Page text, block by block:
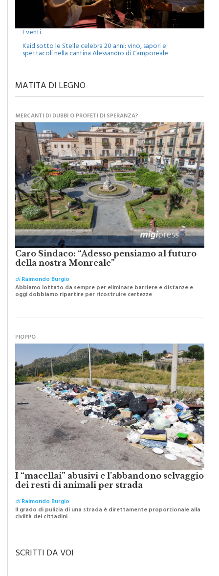
Eventi
Kaid sotto le Stelle celebra 20 anni: vino, sapori e
MATITA DI LEGNO
MERCANTI DI DUBBI O PROFETI DI SPERANZA?
Caro Sindaco: “Adesso pensiamo al futuro
della nostra Monreale”
diRaimondo Burgio
I “macellai” abusivi e l’abbandono selvaggio
dei resti di animali per strada
diRaimondo Burgio
SCRITTI DA VOI